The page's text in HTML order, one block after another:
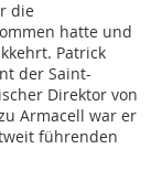
die
hatte und
Patrick
der Saint-
Direktor von
Armacell war er
führenden